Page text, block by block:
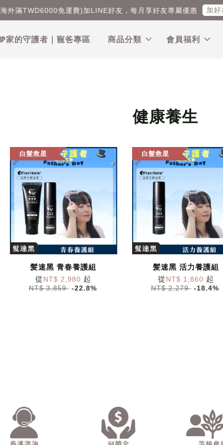
滿TWD6000免運費)加LINE好友，每月享好友專屬優惠 加好友
家的守護者｜寵爸專區 商品分類 會員福利
健康養生
白髮救星
髪速黑 青春養護組
從NT$ 2,980 起
NT$ 3,859 -22.8%
白髮救星
髪速黑 活力養護組
從NT$ 1,860 起
NT$ 2,279 -18.4%